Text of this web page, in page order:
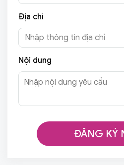
Địa chỉ
Nội dung
ĐĂNG KÝ